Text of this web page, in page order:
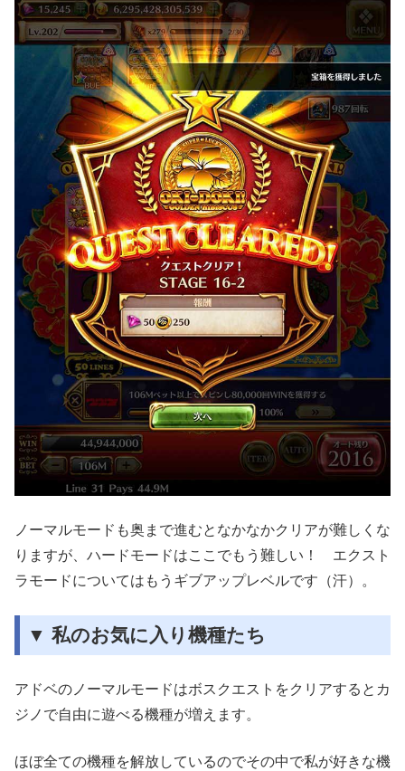
ノーマルモードも奥まで進むとなかなかクリアが難しくな
りますが、ハードモードはここでもう難しい！ エクスト
ラモードについてはもうギブアップレベルです（汗）。
▼ 私のお気に入り機種たち
アドベのノーマルモードはボスクエストをクリアするとカ
ジノで自由に遊べる機種が増えます。
ほぼ全ての機種を解放しているのでその中で私が好きな機